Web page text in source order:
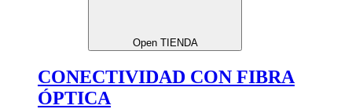
Open TIENDA
CONECTIVIDAD CON FIBRA
ÓPTICA